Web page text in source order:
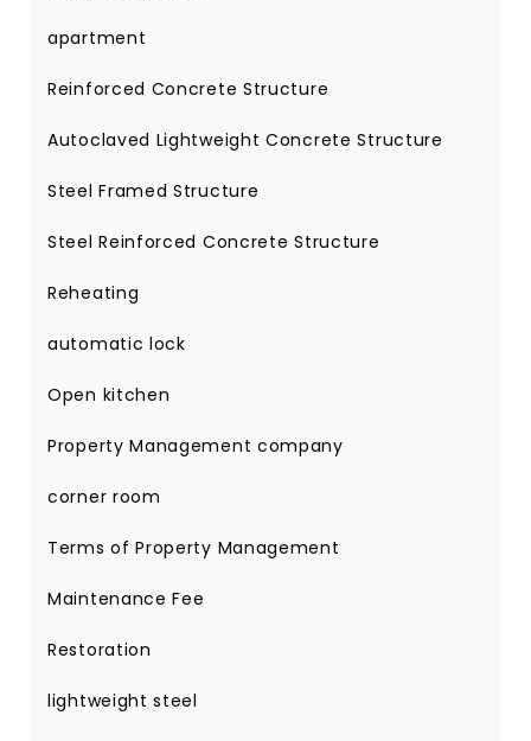
apartment
Reinforced Concrete Structure
Autoclaved Lightweight Concrete Structure
Steel Framed Structure
Steel Reinforced Concrete Structure
Reheating
automatic lock
Open kitchen
Property Management company
corner room
Terms of Property Management
Maintenance Fee
Restoration
lightweight steel